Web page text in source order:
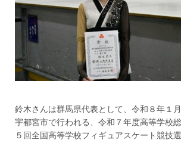
鈴木さんは群馬県代表として、令和８年１
宇都宮市で行われる、令和７年度高等学校
５回全国高等学校フィギュアスケート競技